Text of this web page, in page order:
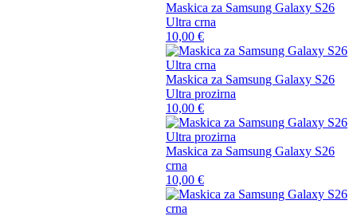
Maskica za Samsung Galaxy S26
Ultra crna
10,00 €
Maskica za Samsung Galaxy S26
Ultra prozirna
10,00 €
Maskica za Samsung Galaxy S26
crna
10,00 €